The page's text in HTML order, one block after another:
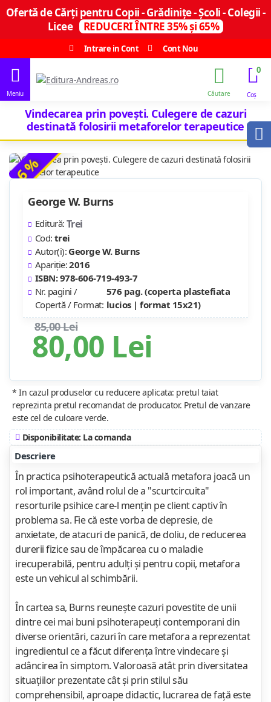
Ofertă de Cărți pentru Copii - Grădinițe - Școli - Colegii -
Licee
REDUCERI ÎNTRE 35% și 65%
Intrare in Cont
Cont Nou
0
Vindecarea prin povești. Culegere de cazuri
destinată folosirii metaforelor terapeutice
-6 %
80,00 Lei
85,00 Lei
George W. Burns
Editură: Trei
Cod: trei
Autor(i): George W. Burns
Apariție:2016
ISBN: 978-606-719-493-7
Nr. pagini /
Copertă / Format:
576 pag. (coperta plastefiata
lucios | format 15x21)
* In cazul produselor cu reducere aplicata: pretul taiat
reprezinta pretul recomandat de producator. Pretul de vanzare
este cel de culoare verde.
Disponibilitate: La comanda
Descriere
În practica psihoterapeutică actuală metafora joacă un
rol important, având rolul de a "scurtcircuita"
resorturile psihice care-l menţin pe client captiv în
problema sa. Fie că este vorba de depresie, de
anxietate, de atacuri de panică, de doliu, de reducerea
durerii fizice sau de împăcarea cu o maladie
irecuperabilă, pentru adulţi şi pentru copii, metafora
este un vehicul al schimbării.
În cartea sa, Burns reuneşte cazuri povestite de unii
dintre cei mai buni psihoterapeuţi contemporani din
diverse orientări, cazuri în care metafora a reprezentat
ingredientul ce a făcut diferenţa între vindecare şi
adâncirea în simptom. Valoroasă atât prin diversitatea
situaţiilor prezentate cât şi prin stilul său
comprehensibil, aproape didactic, lucrarea de faţă este